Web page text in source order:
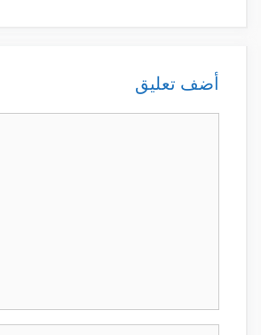
أضف تعليق